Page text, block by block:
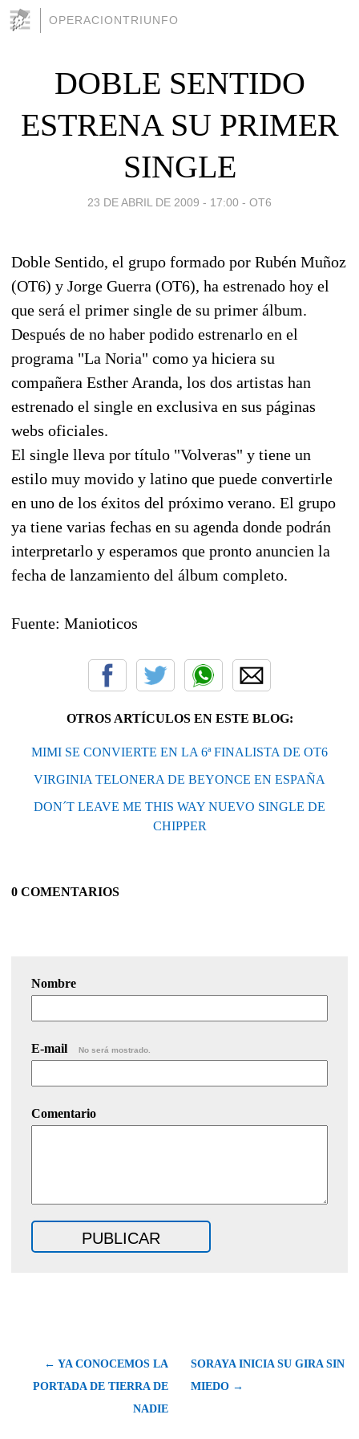
OPERACIONTRIUNFO
DOBLE SENTIDO
ESTRENA SU PRIMER
SINGLE
23 DE ABRIL DE 2009 - 17:00 - OT6
Doble Sentido, el grupo formado por Rubén Muñoz
(OT6) y Jorge Guerra (OT6), ha estrenado hoy el
que será el primer single de su primer álbum.
Después de no haber podido estrenarlo en el
programa "La Noria" como ya hiciera su
compañera Esther Aranda, los dos artistas han
estrenado el single en exclusiva en sus páginas
webs oficiales.
El single lleva por título "Volveras" y tiene un
estilo muy movido y latino que puede convertirle
en uno de los éxitos del próximo verano. El grupo
ya tiene varias fechas en su agenda donde podrán
interpretarlo y esperamos que pronto anuncien la
fecha de lanzamiento del álbum completo.
Fuente: Manioticos
OTROS ARTÍCULOS EN ESTE BLOG:
MIMI SE CONVIERTE EN LA 6ª FINALISTA DE OT6
VIRGINIA TELONERA DE BEYONCE EN ESPAÑA
DON´T LEAVE ME THIS WAY NUEVO SINGLE DE
CHIPPER
0 COMENTARIOS
Nombre
E-mail No será mostrado.
Comentario
← YA CONOCEMOS LA
PORTADA DE TIERRA DE
NADIE
SORAYA INICIA SU GIRA SIN
MIEDO →